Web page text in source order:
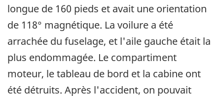
longue de 160 pieds et avait une orientation
de 118° magnétique. La voilure a été
arrachée du fuselage, et l'aile gauche était la
plus endommagée. Le compartiment
moteur, le tableau de bord et la cabine ont
été détruits. Après l'accident, on pouvait